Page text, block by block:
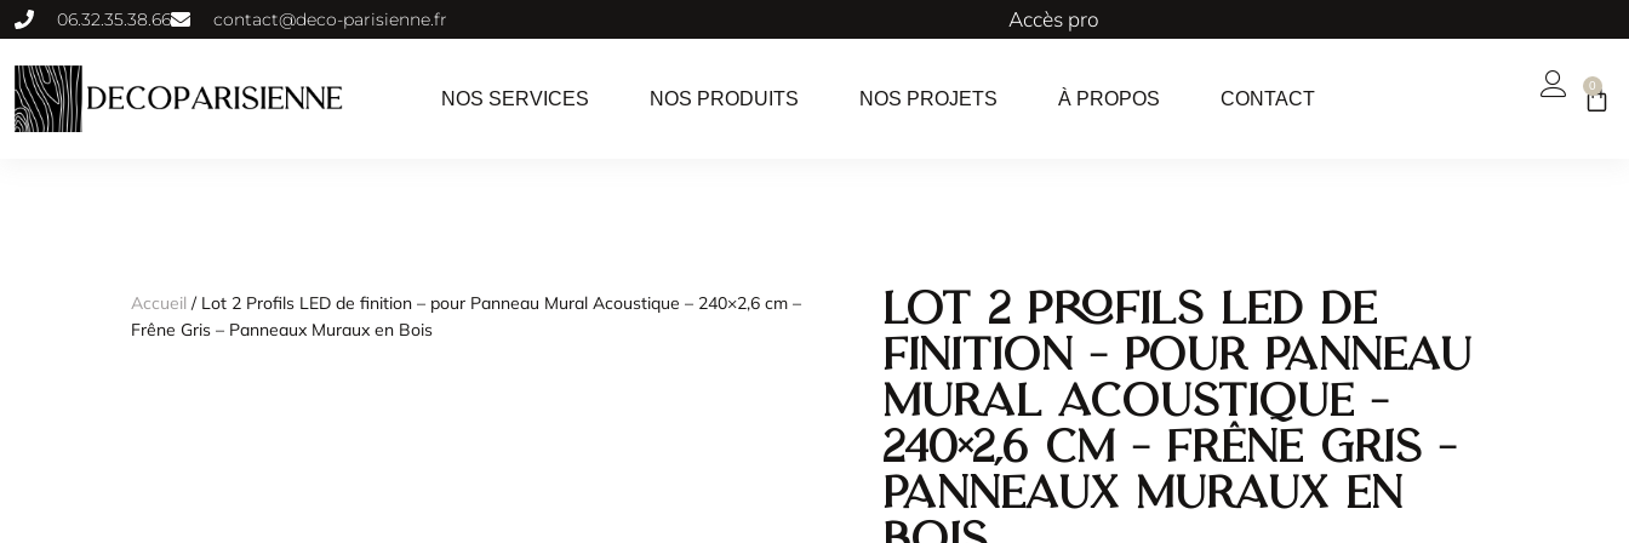
06.32.35.38.66 contact@deco-parisienne.fr Accès pro
NOS SERVICES NOS PRODUITS NOS PROJETS À PROPOS CONTACT
0
Accueil / Lot 2 Profils LED de finition – pour Panneau Mural Acoustique – 240×2,6 cm –
Frêne Gris – Panneaux Muraux en Bois
Lot 2 Profils LED de
finition – pour Panneau
Mural Acoustique –
240×2,6 cm – Frêne Gris –
Panneaux Muraux en